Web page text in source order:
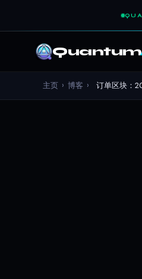
Quantum
主页 › 博客 › 订单区块：